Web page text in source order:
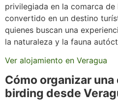
privilegiada en la comarca de
convertido en un destino
quienes buscan una
la naturaleza y la fauna
Ver alojamiento en Veragua
Cómo organizar
birding desde